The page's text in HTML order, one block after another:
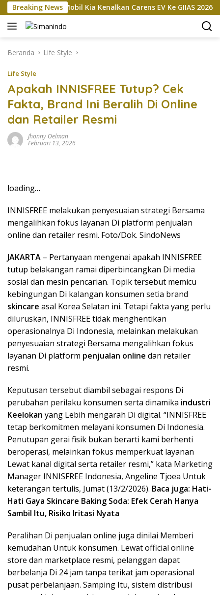
Langsung
ke
konten
Breaking NewsMobil Kia Kenalkan Carens EV Ke GIIAS 2026,
Beranda Life Style
Life Style
Apakah INNISFREE Tutup? Cek
Fakta, Brand Ini Beralih Di Online
dan Retailer Resmi
Jhonny Oelman
Februari 13, 2026
loading…
INNISFREE melakukan penyesuaian strategi Bersama
mengalihkan fokus layanan Di platform penjualan
online dan retailer resmi. Foto/Dok. SindoNews
JAKARTA – Pertanyaan mengenai apakah INNISFREE
tutup belakangan ramai diperbincangkan Di media
sosial dan mesin pencarian. Topik tersebut memicu
kebingungan Di kalangan konsumen setia brand
skincare asal Korea Selatan ini. Tetapi fakta yang perlu
diluruskan, INNISFREE tidak menghentikan
operasionalnya Di Indonesia, melainkan melakukan
penyesuaian strategi Bersama mengalihkan fokus
layanan Di platform penjualan online dan retailer
resmi.
Keputusan tersebut diambil sebagai respons Di
perubahan perilaku konsumen serta dinamika industri
Keelokan yang Lebih mengarah Di digital. “INNISFREE
tetap berkomitmen melayani konsumen Di Indonesia.
Penutupan gerai fisik bukan berarti kami berhenti
beroperasi, melainkan fokus memperkuat layanan
Lewat kanal digital serta retailer resmi,” kata Marketing
Manager INNISFREE Indonesia, Angeline Tjoea Untuk
keterangan tertulis, Jumat (13/2/2026). Baca juga: Hati-
Hati Gaya Skincare Baking Soda: Efek Cerah Hanya
Sambil Itu, Risiko Iritasi Nyata
Peralihan Di penjualan online juga dinilai Memberi
kemudahan Untuk konsumen. Lewat official online
store dan marketplace resmi, pelanggan dapat
berbelanja Di 24 jam tanpa terikat jam operasional
pusat perbelanjaan. Samping Itu, sistem distribusi